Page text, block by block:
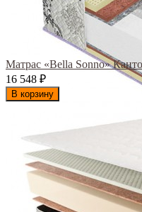
Матрас «Bella Sonno»
16 548 ₽
В корзину